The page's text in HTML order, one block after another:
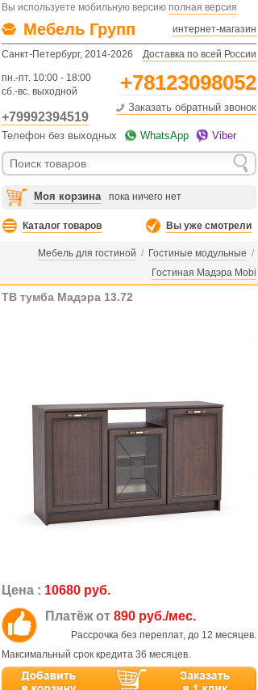
Вы используете мобильную версию полная версия
Мебель Групп интернет-магазин
Санкт-Петербург, 2014-2026 Доставка по всей России
пн.-пт. 10:00 - 18:00
сб.-вс. выходной
+78123098052
+79992394519
Заказать обратный звонок
Телефон без выходных WhatsApp Viber
Моя корзина пока ничего нет
Каталог товаров Вы уже смотрели
Мебель для гостиной / Гостиные модульные /
Гостиная Мадэра Mobi
ТВ тумба Мадэра 13.72
Цена : 10680 руб.
Платёж от 890 руб./мес.
Рассрочка без переплат, до 12 месяцев.
Максимальный срок кредита 36 месяцев.